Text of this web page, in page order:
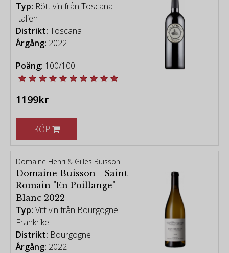
Typ: Rött vin från Toscana
Italien
Distrikt: Toscana
Årgång: 2022
Poäng: 100/100
1199kr
KÖP
Domaine Henri & Gilles Buisson
Domaine Buisson - Saint
Romain "En Poillange"
Blanc 2022
Typ: Vitt vin från Bourgogne
Frankrike
Distrikt: Bourgogne
Årgång: 2022